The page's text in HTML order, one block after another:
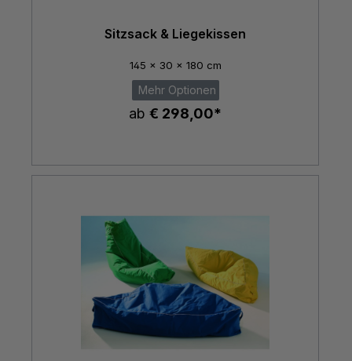
Sitzsack & Liegekissen
145 x 30 x 180 cm
Mehr Optionen
ab € 298,00*